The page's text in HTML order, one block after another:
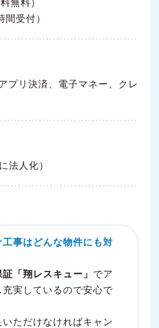
無料）
受付）
プリ決済、電子マネー、クレ
法人化）
事はどんな物件にも対
証「翔レスキュー」 でア
充実しているので安心で
ただけなければキャン